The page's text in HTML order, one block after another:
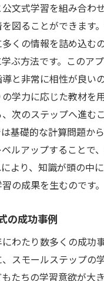
文式学習を組み合わ
図ることができます
くの情報を詰め込む
ぶ方法です。このアプ
と非常に相性が良い
学力に応じた教材を
次のステップへ進む
基礎的な計算問題か
ルアップすることで
より、知識が頭の中
の成果を生むのです。
の成功事例
わたり数多くの成功
スモールステップの
たちの学習意欲が大